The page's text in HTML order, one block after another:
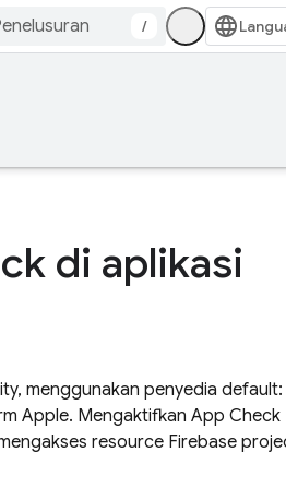
/
di aplikasi
menggunakan penyedia default:
Apple. Mengaktifkan App Check
resource Firebase